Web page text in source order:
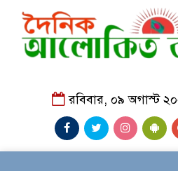
রবিবার, ০৯ অগাস্ট